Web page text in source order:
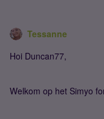
Tessanne
Hoi Duncan77,
Welkom op het Simyo